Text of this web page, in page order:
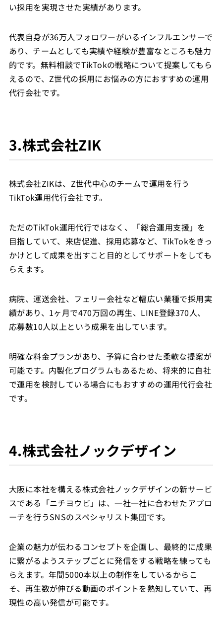
い採用を実現させた実績があります。
代表自身が36万人フォロワーがいるインフルエンサーで
あり、チームとしても実績や経験が豊富なところも魅力
的です。無料相談でTikTokの戦略について提案してもら
えるので、Z世代の採用にお悩みの方におすすめの運用
代行会社です。
3.株式会社ZIK
株式会社ZIKは、Z世代中心のチームで運用を行う
TikTok運用代行会社です。
ただのTikTok運用代行ではなく、「総合運用支援」を
目指していて、来店促進、採用応募など、TikTokをきっ
かけとして成果を出すこと目的としてサポートをしても
らえます。
病院、運送会社、フェリー会社など幅広い業種で採用実
績があり、1ヶ月で470万回の再生、LINE登録370人、
応募数10人以上という成果を出しています。
明確な料金プランがあり、予算に合わせた柔軟な提案が
可能です。内製化プログラムもあるため、将来的に自社
で運用を検討している場合にもおすすめの運用代行会社
です。
4.株式会社ノックデザイン
大阪に本社を構える株式会社ノックデザインの新サービ
スである「ニチヨウビ」は、一社一社に合わせたアプロ
ーチを行うSNSのスペシャリスト集団です。
企業の魅力が伝わるコンセプトを企画し、最終的に成果
に繋がるようステップごとに発信をする戦略を練っても
らえます。年間5000本以上の制作をしているからこ
そ、再生数が伸びる動画のポイントを熟知していて、再
現性の高い発信が可能です。